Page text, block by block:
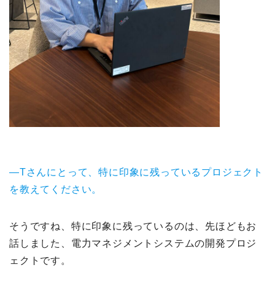
—Tさんにとって、特に印象に残っているプロジェクト
を教えてください。
そうですね、特に印象に残っているのは、先ほどもお
話しました、電力マネジメントシステムの開発プロジ
ェクトです。